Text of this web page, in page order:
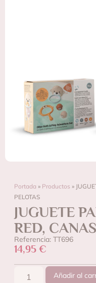
Portada » Productos »
PELOTAS
JUGUETE
RED,
Referencia: TT696
14,95 €
Añadir al